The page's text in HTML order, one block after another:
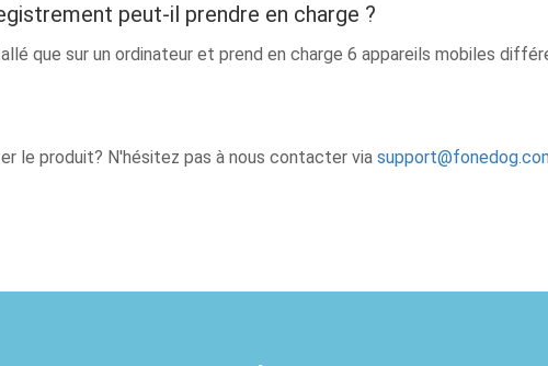
peut-il prendre en charge ?
que sur un ordinateur et prend en charge 6 appareils mobiles
le produit? N'hésitez pas à nous contacter via